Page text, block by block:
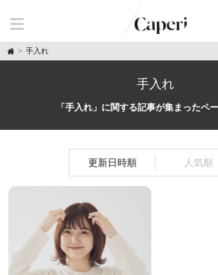
H
o
手入れ
手入れ
「手入れ」に関する記事が集まったペー
更新日時順 人気順